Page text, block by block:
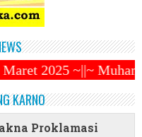
KARNO
Proklamasi